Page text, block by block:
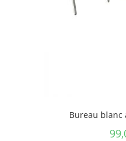
Bureau blanc